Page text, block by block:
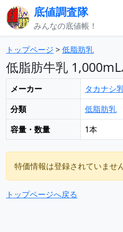
底値調査隊
みんなの底値帳！
トップページ >低脂肪乳
低脂肪牛乳
メーカー
タカナシ
分類
低脂肪乳
容量・数量
1本
特価情報は登録されていません
トップページへ戻る